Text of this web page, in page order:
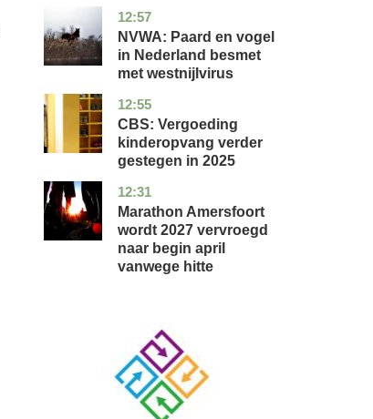
12:57
utrecht
nieuws
NVWA: Paard en vogel
in Nederland besmet
met westnijlvirus
12:55
zuid-
holland
economie
CBS: Vergoeding
kinderopvang verder
gestegen in 2025
12:31
utrecht
nieuws
Marathon Amersfoort
wordt 2027 vervroegd
naar begin april
vanwege hitte